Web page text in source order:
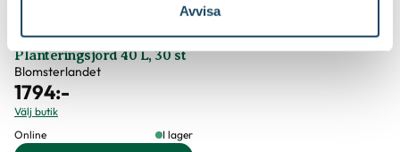
Avvisa
Planteringsjord 40 L, 30 st
Blomsterlandet
1794:-
Välj butik
Online
I lager